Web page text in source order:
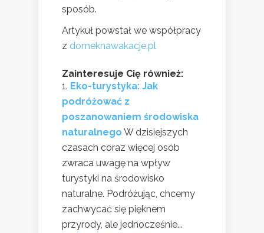
sposób.
Artykuł powstał we współpracy
z domeknawakacje.pl
Zainteresuje Cię również:
Eko-turystyka: Jak
podróżować z
poszanowaniem środowiska
naturalnego W dzisiejszych
czasach coraz więcej osób
zwraca uwagę na wpływ
turystyki na środowisko
naturalne. Podróżując, chcemy
zachwycać się pięknem
przyrody, ale jednocześnie...